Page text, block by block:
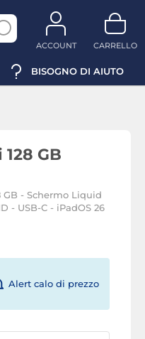
ACCOUNT CARRELLO
BISOGNO DI AIUTO
GB
GB - Schermo Liquid
- USB-C - iPadOS 26
Alert calo di prezzo